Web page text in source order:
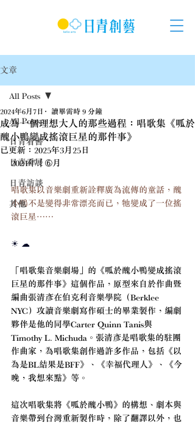
文章
All Posts
日青看書
日青看展
日青訪談
其他
All Posts
成為一個理想大人的那些過程：唱歌集《呱於
醜小鴨變成搖滾巨星的那件事》
2024年6月7日 讀畢需時 9 分鐘
已更新： 2025年3月25日
2024年｜➅月
唱歌集以音樂劇重新詮釋廣為流傳的童話，醜
小鴨不是變得非常漂亮而已，牠變成了一位搖
滾巨星……
☀ ☁
「唱歌集音樂劇場」的《呱於醜小鴨變成搖滾
巨星的那件事》這個作品，原型來自於作曲暨
編曲張清彥在伯克利音樂學院（Berklee
NYC）攻讀音樂劇寫作碩士的畢業製作，編劇
夥伴是他的同學Carter Quinn Tanis與
Timothy L. Michuda。張清彥是唱歌集的駐團
作曲家，為唱歌集創作過許多作品，包括《以
為是BL結果是BFF》、《幸福代理人》、《今
晚，我想來點》等。
這次唱歌集將《呱於醜小鴨》的構想、劇本與
音樂帶到台灣重新製作時，除了翻譯以外，也